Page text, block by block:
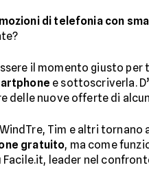
di telefonia con
il momento giusto per
e sottoscriverla.
delle nuove offerte di
Tim e altri tornano
gratuito, ma come
Facile.it, leader nel